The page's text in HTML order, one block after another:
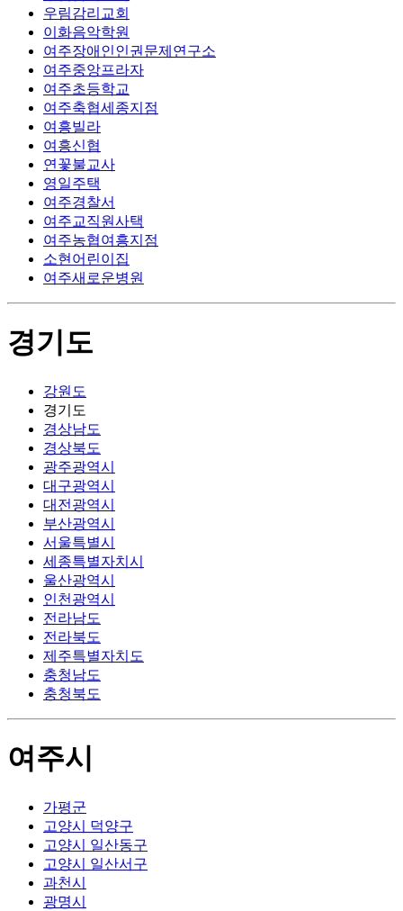
우림감리교회
이화음악학원
여주장애인인권문제연구소
여주중앙프라자
여주초등학교
여주축협세종지점
여흥빌라
여흥신협
연꽃불교사
영일주택
여주경찰서
여주교직원사택
여주농협여흥지점
소현어린이집
여주새로운병원
경기도
강원도
경기도
경상남도
경상북도
광주광역시
대구광역시
대전광역시
부산광역시
서울특별시
세종특별자치시
울산광역시
인천광역시
전라남도
전라북도
제주특별자치도
충청남도
충청북도
여주시
가평군
고양시 덕양구
고양시 일산동구
고양시 일산서구
과천시
광명시